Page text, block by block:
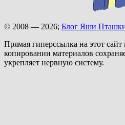
© 2008 — 2026; Блог Яши
Прямая гиперссылка на этот сайт
копировании материалов
укрепляет нервную систему.